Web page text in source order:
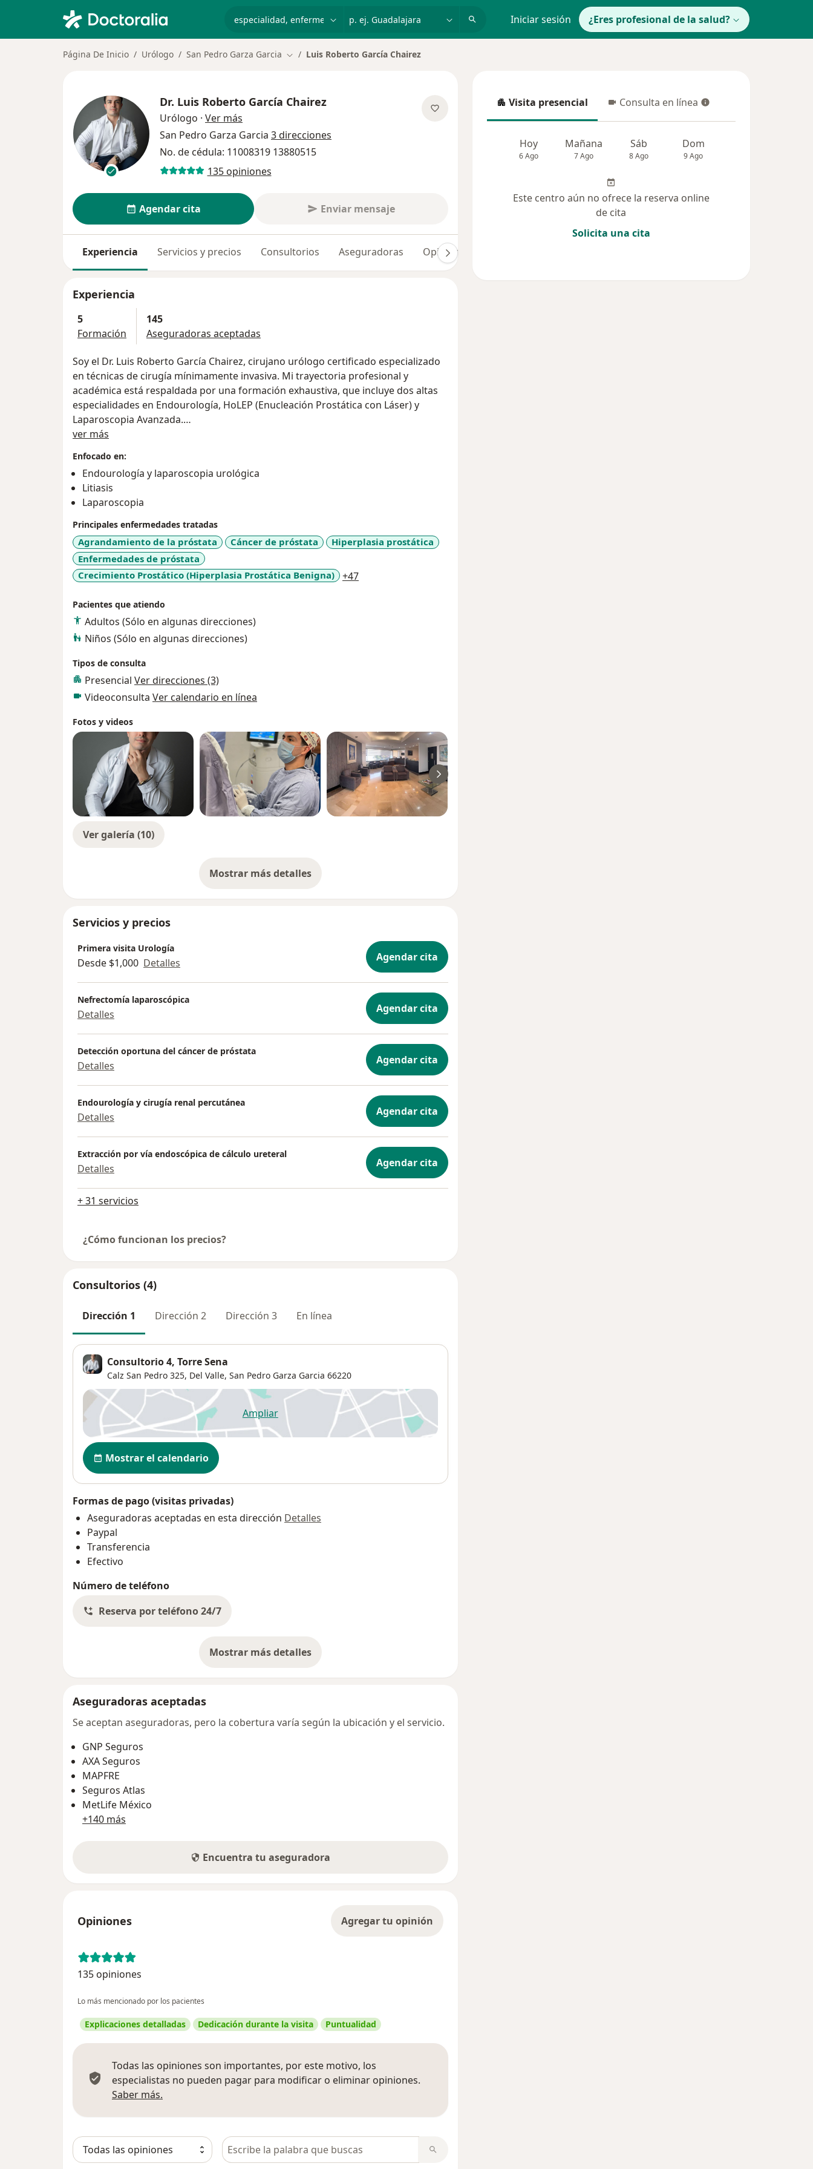
Iniciar sesión ¿Eres profesional de la salud?
Página De Inicio Urólogo San Pedro Garza Garcia Cambiar de ciudad
Luis Roberto García Chairez
Dr. Luis Roberto García Chairez
Urólogo · Ver más
San Pedro Garza Garcia 3 direcciones
No. de cédula: 11008319 13880515
135 opiniones
Agendar cita Enviar mensaje
Experiencia Servicios y precios Consultorios Aseguradoras Opiniones (135)
Experiencia
5
Formación
145
Aseguradoras aceptadas
Soy el Dr. Luis Roberto García Chairez, cirujano urólogo certificado especializado
en técnicas de cirugía mínimamente invasiva. Mi trayectoria profesional y
académica está respaldada por una formación exhaustiva, que incluye dos altas
especialidades en Endourología, HoLEP (Enucleación Prostática con Láser) y
Laparoscopia Avanzada.
experiencia, conocimientos avanzados y técnicas innovadoras para asegurar
resultados óptimos y mejorar tu calidad de vida.
ver más
Enfocado en:
Endourología y laparoscopia urológica
Litiasis
Laparoscopia
Principales enfermedades tratadas
Agrandamiento de la próstata Cáncer de próstata
Hiperplasia prostática
Enfermedades de próstata
Crecimiento Prostático (Hiperplasia Prostática Benigna)
+47a11y_sr_more_diseases
Pacientes que atiendo
Adultos (Sólo en algunas direcciones)
Niños (Sólo en algunas direcciones)
Tipos de consulta
Presencial Ver direcciones (3)
Videoconsulta Ver calendario en línea
Fotos y videos
Ver galería (10)
Mostrar más detalles
sobre la experiencia
Servicios y precios
Primera visita Urología
Desde $1,000 Detalles Agendar cita
Nefrectomía laparoscópica
Detalles Agendar cita
Detección oportuna del cáncer de próstata
Detalles Agendar cita
Endourología y cirugía renal percutánea
Detalles Agendar cita
Extracción por vía endoscópica de cálculo ureteral
Detalles Agendar cita
+ 31 servicios
¿Cómo funcionan los precios?
Consultorios (4)
Dirección 1 Dirección 2 Dirección 3 En línea
Consultorio 4, Torre Sena
Calz San Pedro 325, Del Valle, San Pedro Garza Garcia 66220
Ampliarse abre en una nueva pestaña
Disponibilidad
Mostrar el calendario
Formas de pago (visitas privadas)
Aseguradoras aceptadas en esta dirección Detalles
Paypal
Transferencia
Efectivo
Número de teléfono
Reserva por teléfono 24/7
Mostrar más detalles
sobre la dirección
Aseguradoras aceptadas
Se aceptan aseguradoras, pero la cobertura varía según la ubicación y el servicio.
GNP Seguros
AXA Seguros
MAPFRE
Seguros Atlas
MetLife México
+140 más
Encuentra tu aseguradora
Opiniones Agregar tu opinión
135 opiniones
Lo más mencionado por los pacientes
Explicaciones detalladas Dedicación durante la visita Puntualidad
Todas las opiniones son importantes, por este motivo, los
especialistas no pueden pagar para modificar o eliminar opiniones.
Saber más.
Busca en opiniones
Visita presencial
Visita presencial Consulta en línea
Consulta en línea
Hoy
6 Ago
Mañana
7 Ago
Sáb
8 Ago
Dom
9 Ago
Este centro aún no ofrece la reserva online
de cita
Solicita una cita